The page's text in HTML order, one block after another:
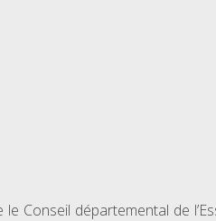
Conseil départemental de